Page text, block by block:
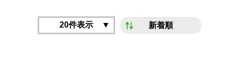
20件表示 新着順